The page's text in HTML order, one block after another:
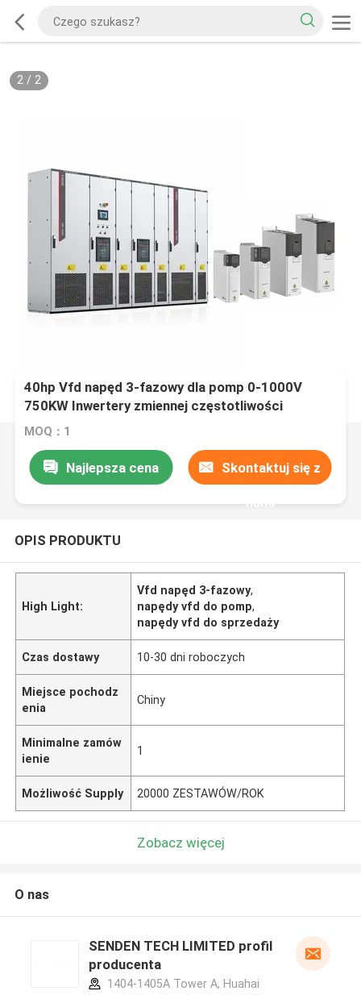
2/ 2
40hp Vfd napęd 3-fazowy dla pomp 0-1000V
750KW Inwertery zmiennej częstotliwości
MOQ：1
Najlepsza cena Skontaktuj się z
nami
OPIS PRODUKTU
High Light:
Vfd napęd 3-fazowy,
napędy vfd do pomp,
napędy vfd do sprzedaży
Czas dostawy 10-30 dni roboczych
Miejsce pochodz
enia
Chiny
Minimalne zamów
ienie
1
Możliwość Supply 20000 ZESTAWÓW/ROK
Zobacz więcej
O nas
SENDEN TECH LIMITED profil
producenta
1404-1405A Tower A, Huahai